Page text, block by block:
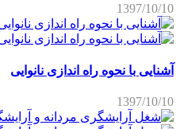
1397/10/10
آشنایی با نحوه راه اندازی نانوایی
1397/10/10